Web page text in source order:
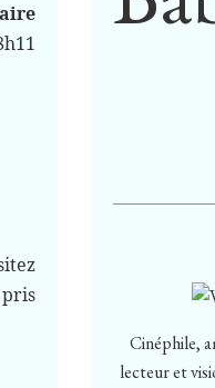
pris
Cinéphile,
lecteur et